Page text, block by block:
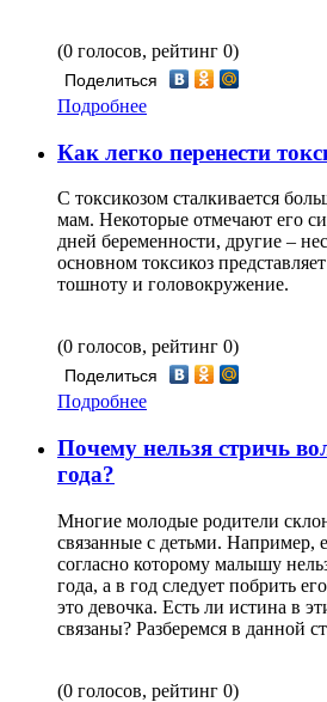
(0 голосов, рейтинг 0)
Поделиться
Подробнее
Как легко перенести
С токсикозом сталкивается
мам. Некоторые отмечают его
дней беременности, другие –
основном токсикоз
тошноту и головокружение.
(0 голосов, рейтинг 0)
Поделиться
Подробнее
Почему нельзя стричь
года?
Многие молодые родители
связанные с детьми. Например,
согласно которому малышу
года, а в год следует побрить
это девочка. Есть ли истина в
связаны? Разберемся в данной
(0 голосов, рейтинг 0)